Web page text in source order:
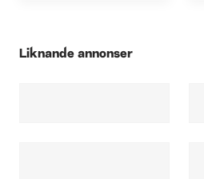
Liknande annonser